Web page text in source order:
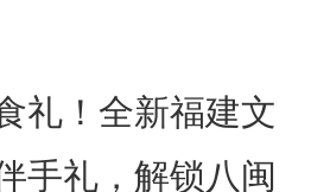
礼！全新福建文
手礼，解锁八闽